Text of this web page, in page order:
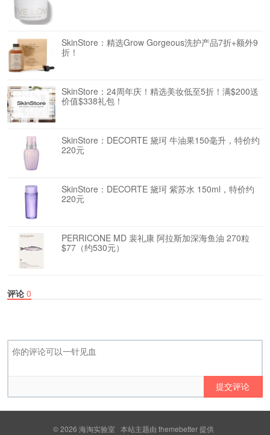
SkinStore：精选Grow Gorgeous洗护产品7折+额外9
折！
SkinStore：24周年庆！精选美妆低至5折！满$200送
价值$338礼包！
SkinStore：DECORTE 黛珂 牛油果150毫升，特价约
220元
SkinStore：DECORTE 黛珂 紫苏水 150ml，特价约
220元
PERRICONE MD 裴礼康 阿拉斯加深海鱼油 270粒
$77（约530元）
评论 0
提交评论
© 2026 海淘实验室 本站主题由 themebetter提供